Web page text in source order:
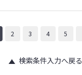
2 3 4 5
検索条件入力へ戻る